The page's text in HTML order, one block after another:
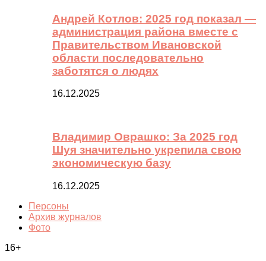
Андрей Котлов: 2025 год показал —
администрация района вместе с
Правительством Ивановской
области последовательно
заботятся о людях
16.12.2025
Владимир Оврашко: За 2025 год
Шуя значительно укрепила свою
экономическую базу
16.12.2025
Персоны
Архив журналов
Фото
16+